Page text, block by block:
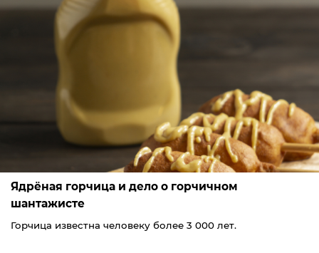
Ядрёная горчица и дело о горчичном
шантажисте
Горчица известна человеку более 3 000 лет.